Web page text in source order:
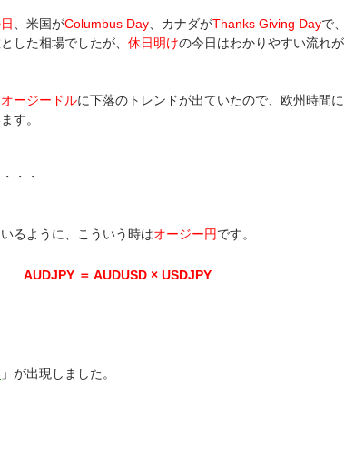
、米国がColumbus Day 、カナダがThanks Giving Dayで、
した相場でしたが、 休日明けの今日はわかりやすい流れが
オージードルに下落のトレンドが出ていたので、欧州時間に
す。
・・
るように、こういう時はオージー円です。
AUDJPY ＝ AUDUSD × USDJPY
」が出現しました。